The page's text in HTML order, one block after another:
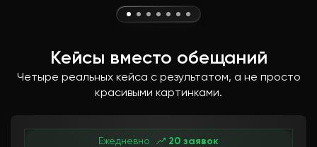
Кейсы вместо обещаний
Четыре реальных кейса с результатом, а не просто
красивыми картинками.
Ежедневно 20 заявок